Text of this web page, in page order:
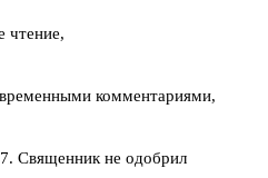
чтение,
комментариями,
Священник не одобрил